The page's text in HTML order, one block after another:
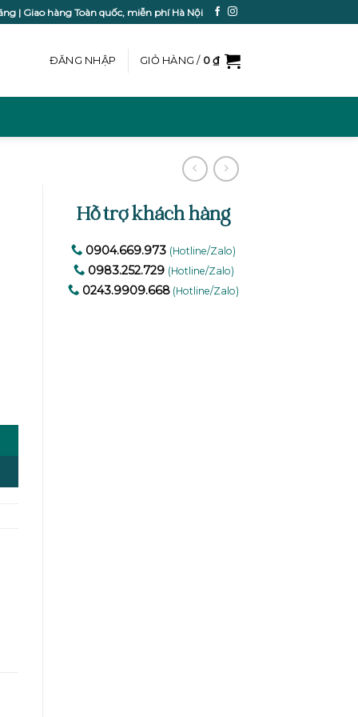
| Giao hàng Toàn quốc, miễn phí Hà Nội
ĐĂNG NHẬP GIỎ HÀNG / 0₫
Hỗ trợ khách hàng
0904.669.973 (Hotline/Zalo)
0983.252.729 (Hotline/Zalo)
0243.9909.668 (Hotline/Zalo)